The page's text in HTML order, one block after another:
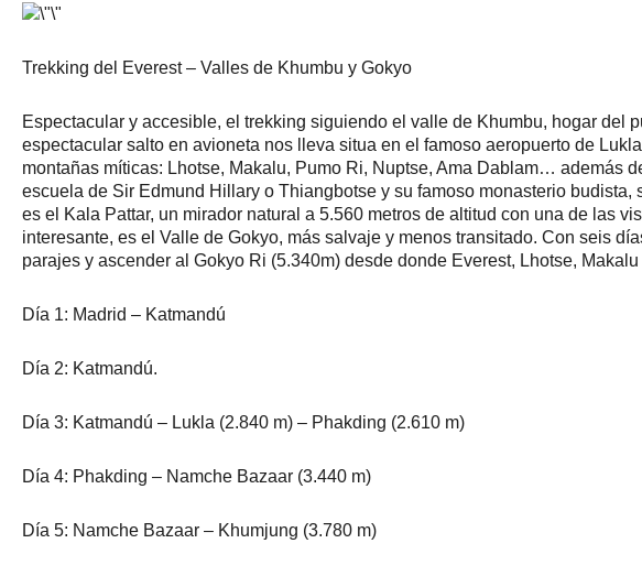
Trekking del Everest – Valles de Khumbu y Gokyo
Espectacular y accesible, el trekking siguiendo el valle de Khumbu, hogar
espectacular salto en avioneta nos lleva situa en el famoso aeropuerto de
montañas míticas: Lhotse, Makalu, Pumo Ri, Nuptse, Ama Dablam… además
escuela de Sir Edmund Hillary o Thiangbotse y su famoso monasterio
es el Kala Pattar, un mirador natural a 5.560 metros de altitud con una de las
interesante, es el Valle de Gokyo, más salvaje y menos transitado. Con seis
parajes y ascender al Gokyo Ri (5.340m) desde donde Everest, Lhotse,
Día 1: Madrid – Katmandú
Día 2: Katmandú.
Día 3: Katmandú – Lukla (2.840 m) – Phakding (2.610 m)
Día 4: Phakding – Namche Bazaar (3.440 m)
Día 5: Namche Bazaar – Khumjung (3.780 m)